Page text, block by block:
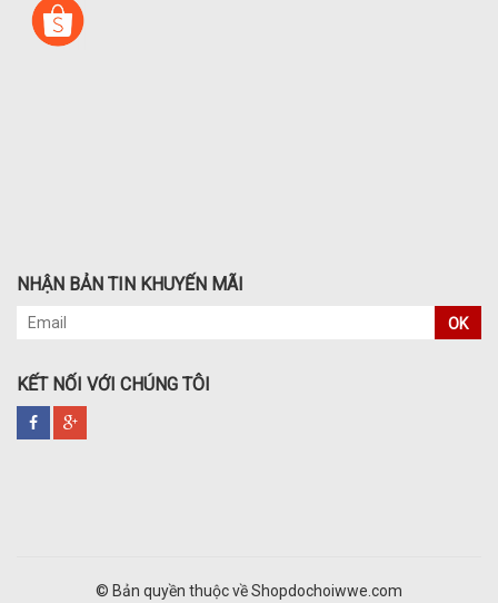
NHẬN BẢN TIN KHUYẾN MÃI
OK
KẾT NỐI VỚI CHÚNG TÔI
© Bản quyền thuộc về Shopdochoiwwe.com